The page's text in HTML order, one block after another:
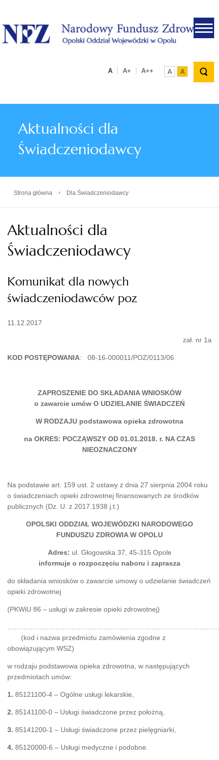
.
A A+ A++ A A
Aktualności dla
Świadczeniodawcy
Strona główna › Dla Świadczeniodawcy
Aktualności dla
Świadczeniodawcy
Komunikat dla nowych
świadczeniodawców poz
11.12.2017
zał. nr 1a
KOD POSTĘPOWANIA: 08-16-000011/POZ/0113/06
ZAPROSZENIE DO SKŁADANIA WNIOSKÓW
o zawarcie umów O UDZIELANIE ŚWIADCZEŃ
W RODZAJU podstawowa opieka zdrowotna
na OKRES: POCZĄWSZY OD 01.01.2018. r. NA CZAS
NIEOZNACZONY
Na podstawie art. 159 ust. 2 ustawy z dnia 27 sierpnia 2004 roku
o świadczeniach opieki zdrowotnej finansowanych ze środków
publicznych (Dz. U. z 2017.1938 j.t.)
OPOLSKI ODDZIAŁ WOJEWÓDZKI NARODOWEGO
FUNDUSZU ZDROWIA W OPOLU
Adres: ul. Głogowska 37, 45-315 Opole
informuje o rozpoczęciu naboru i zaprasza
do składania wniosków o zawarcie umowy o udzielanie świadczeń
opieki zdrowotnej
(PKWiU 86 – usługi w zakresie opieki zdrowotnej)
(kod i nazwa przedmiotu zamówienia zgodne z
obowiązującym WSZ)
w rodzaju podstawowa opieka zdrowotna, w następujących
przedmiotach umów:
1. 85121100-4 – Ogólne usługi lekarskie,
2. 85141100-0 – Usługi świadczone przez położną,
3. 85141200-1 – Usługi świadczone przez pielęgniarki,
4. 85120000-6 – Usługi medyczne i podobne.